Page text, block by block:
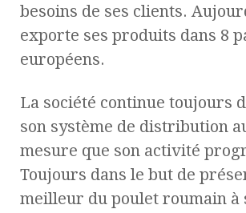
besoins de ses clients.
exporte ses produits dans 8
européens.
La société continue toujours
son système de distribution
mesure que son activité
Toujours dans le but de
meilleur du poulet roumain à